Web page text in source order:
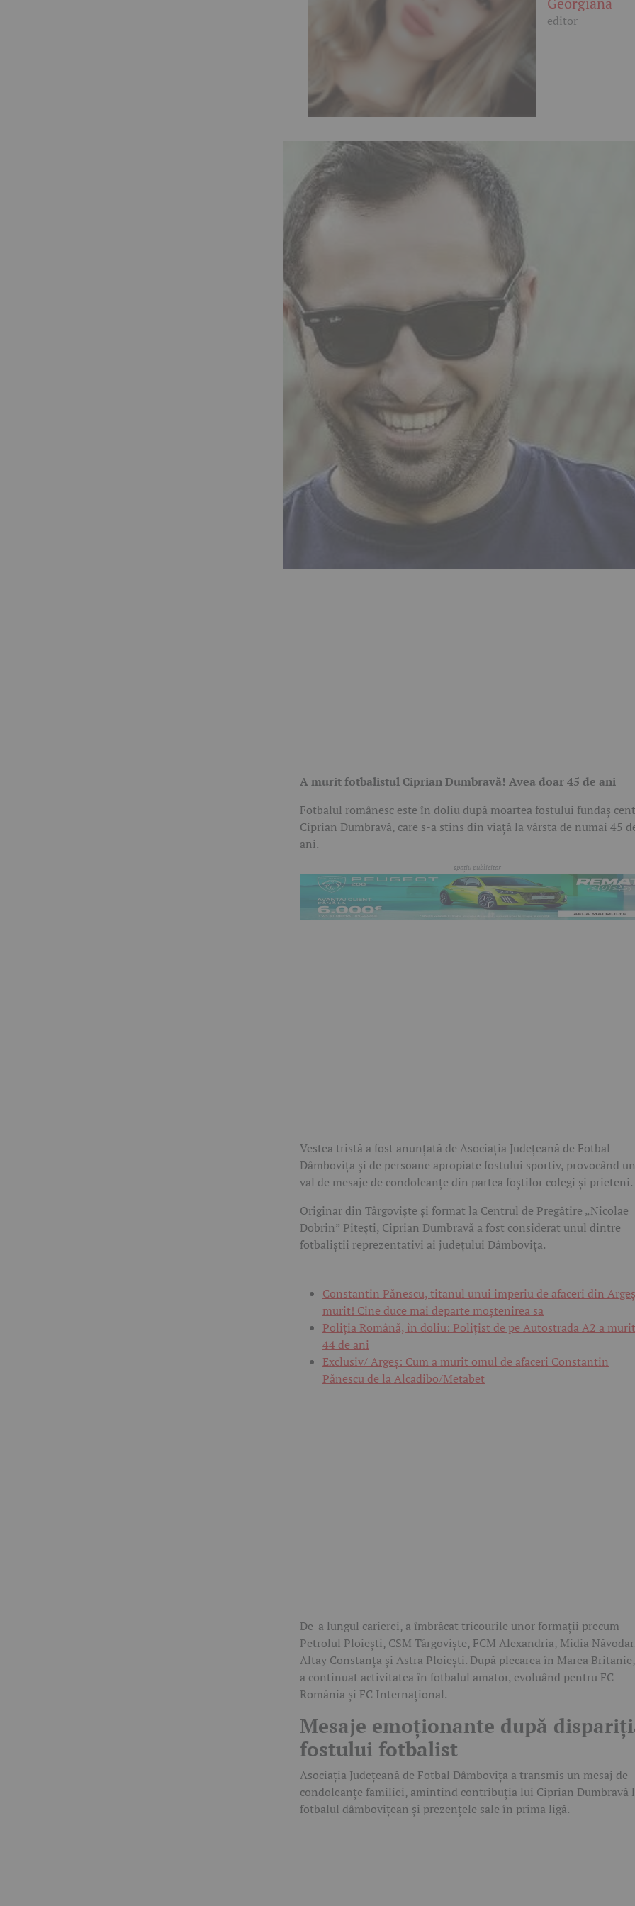
editor
A murit fotbalistul Ciprian Dumbravă! Avea doar 45 de ani
Fotbalul românesc este în doliu după moartea fostului fundaș
Ciprian Dumbravă, care s-a stins din viață la vârsta de numai 45
ani.
Vestea tristă a fost anunțată de Asociația Județeană de Fotbal
Dâmbovița și de persoane apropiate fostului sportiv, provocând un
val de mesaje de condoleanțe din partea foștilor colegi și prieteni.
Originar din Târgoviște și format la Centrul de Pregătire „Nicolae
Dobrin” Pitești, Ciprian Dumbravă a fost considerat unul dintre
fotbaliștii reprezentativi ai județului Dâmbovița.
Constantin Pănescu, titanul unui imperiu de afaceri din
murit! Cine duce mai departe moștenirea sa
Poliția Română, în doliu: Polițist de pe Autostrada A2 a
44 de ani
Exclusiv/ Argeș: Cum a murit omul de afaceri Constantin
Pănescu de la Alcadibo/Metabet
De-a lungul carierei, a îmbrăcat tricourile unor formații precum
Petrolul Ploiești, CSM Târgoviște, FCM Alexandria, Midia
Altay Constanța și Astra Ploiești. După plecarea în Marea
a continuat activitatea în fotbalul amator, evoluând pentru FC
România și FC Internațional.
Mesaje emoționante după
fostului fotbalist
Asociația Județeană de Fotbal Dâmbovița a transmis un mesaj de
condoleanțe familiei, amintind contribuția lui Ciprian Dumbravă
fotbalul dâmbovițean și prezențele sale în prima ligă.